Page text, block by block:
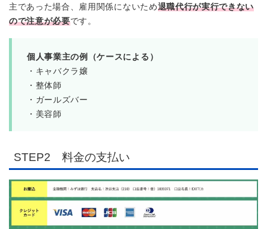
主であった場合、雇用関係にないため退職代行が実行できない
ので注意が必要です。
個人事業主の例（ケースによる）
・キャバクラ嬢
・整体師
・ガールズバー
・美容師
STEP2 料金の支払い